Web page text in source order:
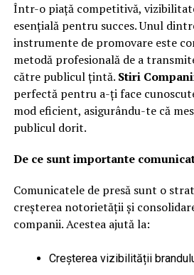
Într-o piață competitivă,
esențială pentru succes. Unul
instrumente de promovare este
metodă profesională de a
către publicul țintă. Stiri
perfectă pentru a-ți face
mod eficient, asigurându-te că
publicul dorit.
De ce sunt importante
Comunicatele de presă sunt o
creșterea notorietății și
companii. Acestea ajută la:
Creșterea vizibilității